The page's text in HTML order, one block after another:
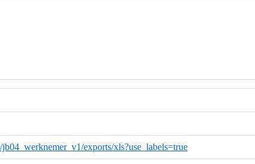
exports/xls?use_labels=true